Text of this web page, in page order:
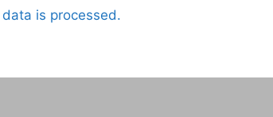
is processed.